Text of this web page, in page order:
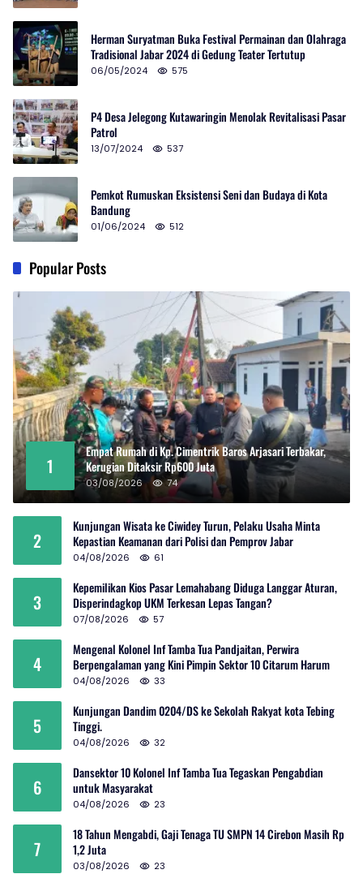
Herman Suryatman Buka Festival Permainan dan Olahraga
Tradisional Jabar 2024 di Gedung Teater Tertutup
06/05/2024 575
P4 Desa Jelegong Kutawaringin Menolak Revitalisasi Pasar
Patrol
13/07/2024 537
Pemkot Rumuskan Eksistensi Seni dan Budaya di Kota
Bandung
01/06/2024 512
Popular Posts
1
Empat Rumah di Kp. Cimentrik Baros Arjasari Terbakar,
Kerugian Ditaksir Rp600 Juta
03/08/2026 74
2
Kunjungan Wisata ke Ciwidey Turun, Pelaku Usaha Minta
Kepastian Keamanan dari Polisi dan Pemprov Jabar
04/08/2026 61
3
Kepemilikan Kios Pasar Lemahabang Diduga Langgar Aturan,
Disperindagkop UKM Terkesan Lepas Tangan?
07/08/2026 57
4
Mengenal Kolonel Inf Tamba Tua Pandjaitan, Perwira
Berpengalaman yang Kini Pimpin Sektor 10 Citarum Harum
04/08/2026 33
5
Kunjungan Dandim 0204/DS ke Sekolah Rakyat kota Tebing
Tinggi.
04/08/2026 32
6
Dansektor 10 Kolonel Inf Tamba Tua Tegaskan Pengabdian
untuk Masyarakat
04/08/2026 23
7
18 Tahun Mengabdi, Gaji Tenaga TU SMPN 14 Cirebon Masih Rp
1,2 Juta
03/08/2026 23